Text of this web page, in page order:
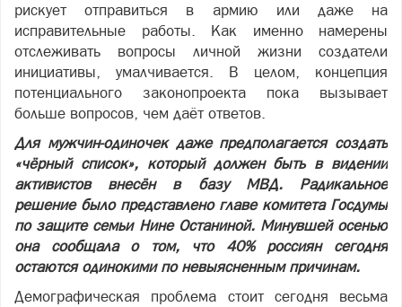
рискует отправиться в армию или даже на
исправительные работы. Как именно намерены
отслеживать вопросы личной жизни создатели
инициативы, умалчивается. В целом, концепция
потенциального законопроекта пока вызывает
больше вопросов, чем даёт ответов.
Для мужчин-одиночек даже предполагается создать
«чёрный список», который должен быть в видении
активистов внесён в базу МВД. Радикальное
решение было представлено главе комитета Госдумы
по защите семьи Нине Останиной. Минувшей осенью
она сообщала о том, что 40% россиян сегодня
остаются одинокими по невыясненным причинам.
Демографическая проблема стоит сегодня весьма